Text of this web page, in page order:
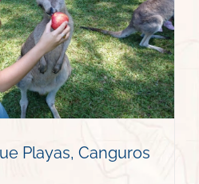
Playas, Canguros